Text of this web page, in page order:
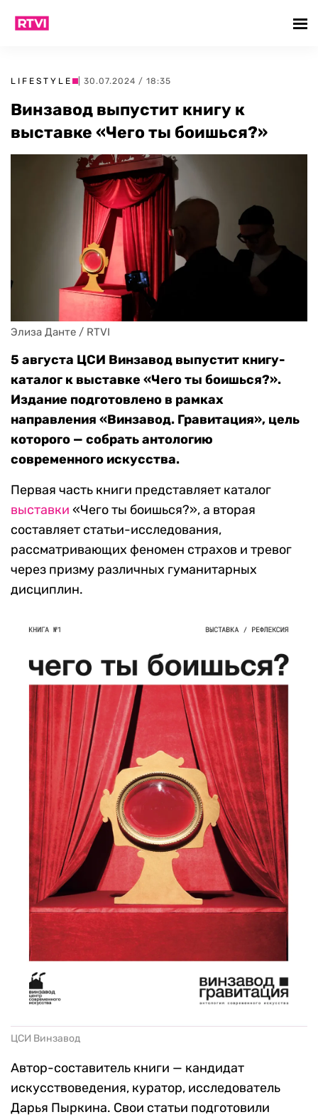
LIFESTYLE | 30.07.2024 / 18:35
Винзавод выпустит книгу к
выставке «Чего ты боишься?»
Элиза Данте / RTVI
5 августа ЦСИ Винзавод выпустит книгу-
каталог к выставке «Чего ты боишься?».
Издание подготовлено в рамках
направления «Винзавод. Гравитация», цель
которого — собрать антологию
современного искусства.
Первая часть книги представляет каталог
выставки «Чего ты боишься?», а вторая
составляет статьи-исследования,
рассматривающих феномен страхов и тревог
через призму различных гуманитарных
дисциплин.
ЦСИ Винзавод
Автор-составитель книги — кандидат
искусствоведения, куратор, исследователь
Дарья Пыркина. Свои статьи подготовили